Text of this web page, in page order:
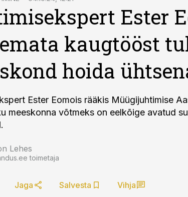
Ester
kaugtööst
hoida
Ester Eomois rääkis Müügijuhtimise
meeskonna võtmeks on eelkõige avatud
Lehes
toimetaja
Jaga Salvesta Vihja